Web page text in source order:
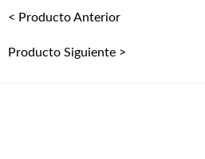
< Producto Anterior
Producto Siguiente >